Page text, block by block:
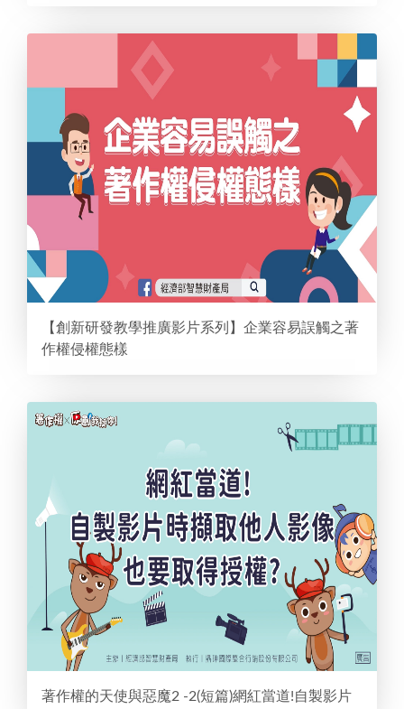
【創新研發教學推廣影片系列】企業容易誤觸之著
作權侵權態樣
著作權的天使與惡魔2 -2(短篇)網紅當道!自製影片